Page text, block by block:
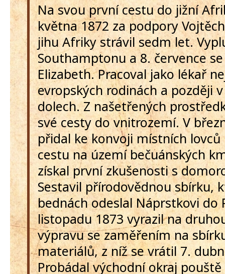
Na svou první cestu do jižní
května 1872 za podpory
jihu Afriky strávil sedm let.
Southamptonu a 8. července
Elizabeth. Pracoval jako lékař
evropských rodinách a později
dolech. Z našetřených
své cesty do vnitrozemí. V
přidal ke konvoji místních
cestu na území bečuánských
získal první zkušenosti s
Sestavil přírodovědnou sbírku,
bednách odeslal Náprstkovi do
listopadu 1873 vyrazil na
výpravu se zaměřením na
materiálů, z níž se vrátil 7.
Probádal východní okraj pouště